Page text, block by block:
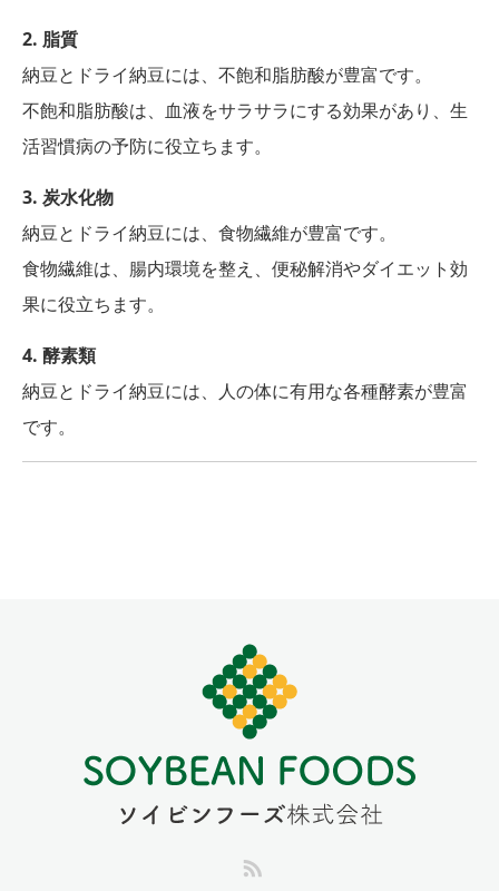
2. 脂質
納豆とドライ納豆には、不飽和脂肪酸が豊富です。
不飽和脂肪酸は、血液をサラサラにする効果があり、生
活習慣病の予防に役立ちます。
3. 炭水化物
納豆とドライ納豆には、食物繊維が豊富です。
食物繊維は、腸内環境を整え、便秘解消やダイエット効
果に役立ちます。
4. 酵素類
納豆とドライ納豆には、人の体に有用な各種酵素が豊富
です。